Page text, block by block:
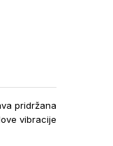
pridržana
vibracije